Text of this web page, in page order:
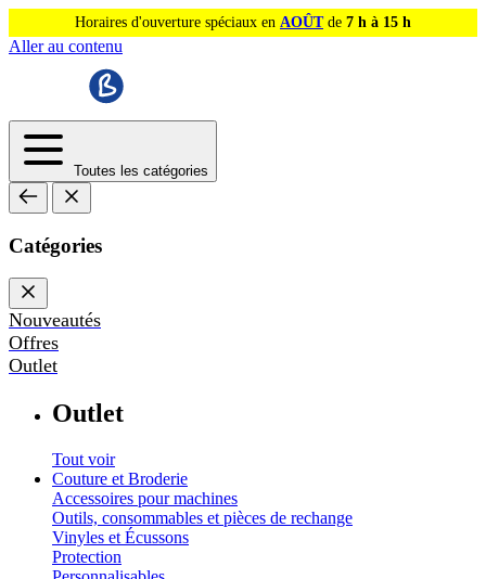
Horaires d'ouverture spéciaux en AOÛTde 7 h à 15 h
Aller au contenu
Toutes les catégories
Catégories
Nouveautés
Offres
Outlet
Outlet
Tout voir
Couture et Broderie
Accessoires pour machines
Outils, consommables et pièces de rechange
Vinyles et Écussons
Protection